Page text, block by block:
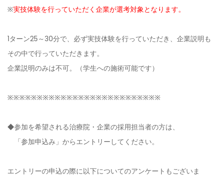
※実技体験を行っていただく企業が選考対象となります。
1ターン25～30分で、必ず実技体験を行っていただき、企業説明も
その中で行っていただきます。
企業説明のみは不可。（学生への施術可能です）
※※※※※※※※※※※※※※※※※※※※※※※※※※
◆参加を希望される治療院・企業の採用担当者の方は、
「参加申込み」からエントリーしてください。
エントリーの申込の際に以下についてのアンケートもございま